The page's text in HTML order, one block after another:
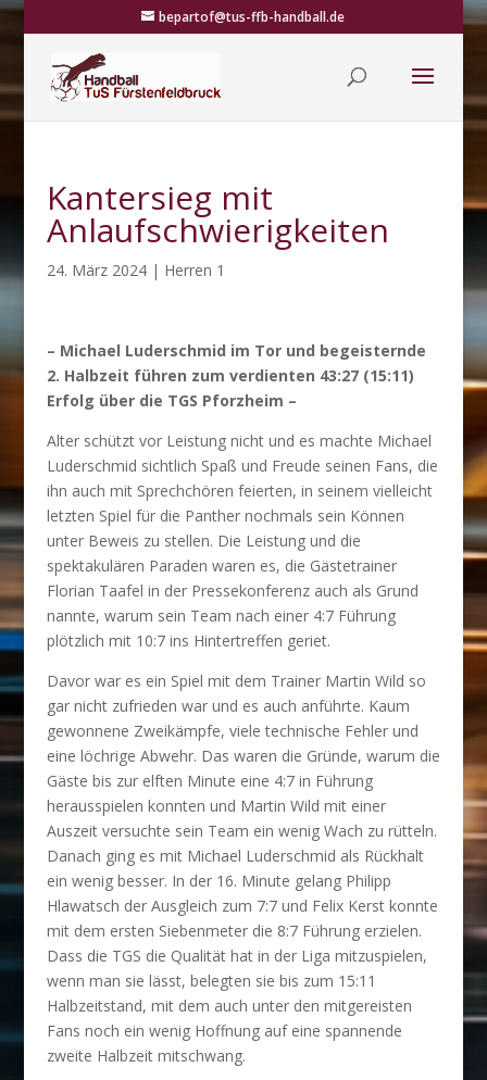
bepartof@tus-ffb-handball.de
Kantersieg mit
Anlaufschwierigkeiten
24. März 2024| Herren 1
– Michael Luderschmid im Tor und begeisternde
2. Halbzeit führen zum verdienten 43:27 (15:11)
Erfolg über die TGS Pforzheim –
Alter schützt vor Leistung nicht und es machte Michael
Luderschmid sichtlich Spaß und Freude seinen Fans, die
ihn auch mit Sprechchören feierten, in seinem vielleicht
letzten Spiel für die Panther nochmals sein Können
unter Beweis zu stellen. Die Leistung und die
spektakulären Paraden waren es, die Gästetrainer
Florian Taafel in der Pressekonferenz auch als Grund
nannte, warum sein Team nach einer 4:7 Führung
plötzlich mit 10:7 ins Hintertreffen geriet.
Davor war es ein Spiel mit dem Trainer Martin Wild so
gar nicht zufrieden war und es auch anführte. Kaum
gewonnene Zweikämpfe, viele technische Fehler und
eine löchrige Abwehr. Das waren die Gründe, warum die
Gäste bis zur elften Minute eine 4:7 in Führung
herausspielen konnten und Martin Wild mit einer
Auszeit versuchte sein Team ein wenig Wach zu rütteln.
Danach ging es mit Michael Luderschmid als Rückhalt
ein wenig besser. In der 16. Minute gelang Philipp
Hlawatsch der Ausgleich zum 7:7 und Felix Kerst konnte
mit dem ersten Siebenmeter die 8:7 Führung erzielen.
Dass die TGS die Qualität hat in der Liga mitzuspielen,
wenn man sie lässt, belegten sie bis zum 15:11
Halbzeitstand, mit dem auch unter den mitgereisten
Fans noch ein wenig Hoffnung auf eine spannende
zweite Halbzeit mitschwang.